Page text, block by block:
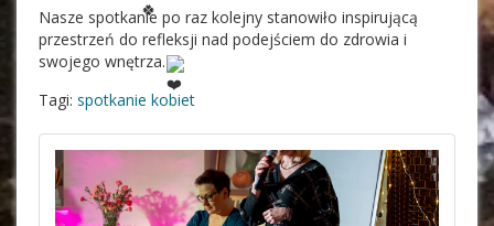
Nasze spotkanie po raz kolejny stanowiło inspirującą
przestrzeń do refleksji nad podejściem do zdrowia i
swojego wnętrza.
Tagi: spotkanie kobiet